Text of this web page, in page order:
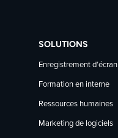
SOLUTIONS
Enregistrement d’écran
Formation en interne
Ressources humaines
Marketing de logiciels